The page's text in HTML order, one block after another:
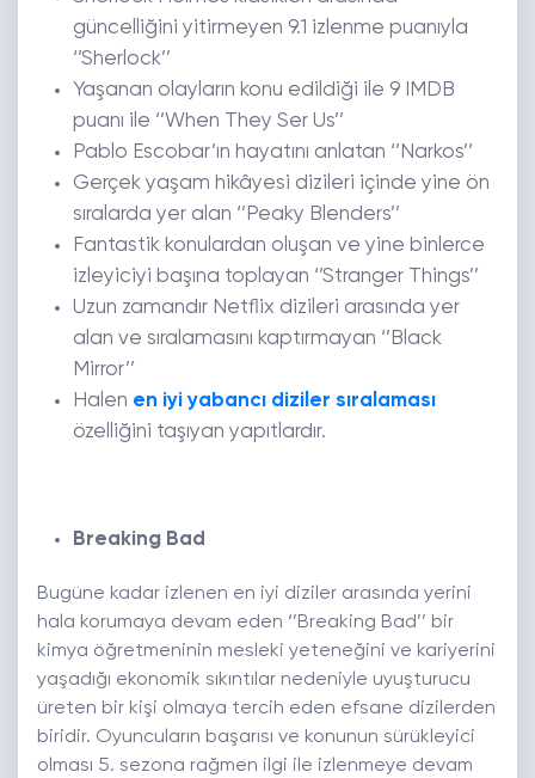
güncelliğini yitirmeyen 9.1 izlenme puanıyla
‘’Sherlock’’
Yaşanan olayların konu edildiği ile 9 IMDB
puanı ile ‘’When They Ser Us’’
Pablo Escobar’ın hayatını anlatan ‘’Narkos’’
Gerçek yaşam hikâyesi dizileri içinde yine ön
sıralarda yer alan ‘’Peaky Blenders’’
Fantastik konulardan oluşan ve yine binlerce
izleyiciyi başına toplayan ‘’Stranger Things’’
Uzun zamandır Netflix dizileri arasında yer
alan ve sıralamasını kaptırmayan ‘’Black
Mirror’’
Halen en iyi yabancı diziler sıralaması
özelliğini taşıyan yapıtlardır.
Breaking Bad
Bugüne kadar izlenen en iyi diziler arasında yerini
hala korumaya devam eden ‘’Breaking Bad’’ bir
kimya öğretmeninin mesleki yeteneğini ve kariyerini
yaşadığı ekonomik sıkıntılar nedeniyle uyuşturucu
üreten bir kişi olmaya tercih eden efsane dizilerden
biridir. Oyuncuların başarısı ve konunun sürükleyici
olması 5. sezona rağmen ilgi ile izlenmeye devam